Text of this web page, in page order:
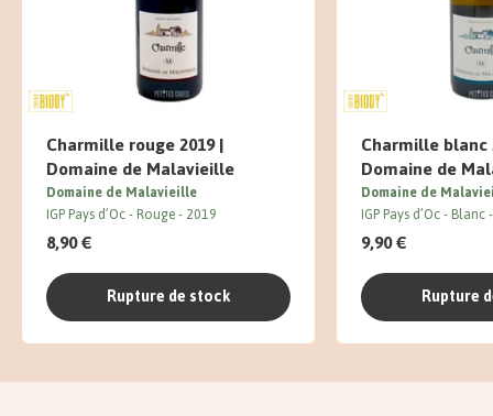
Charmille rouge 2019 |
Domaine de Malavieille
Domaine de Malavieille
IGP Pays d’Oc Rouge 2019
8,90 €
Rupture de stock
Charmille blanc
Domaine de
Domaine de
IGP Pays d’Oc Blanc
9,90 €
Rupture